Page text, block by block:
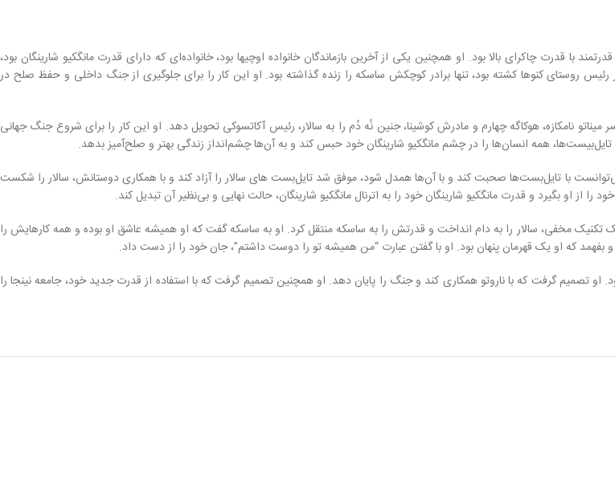
با قدرت چاکرای بالا بود. او همچنین یکی از آخرین بازماندگان خانواده اوچیها بود، خانواده‌ای که دارای قدرت مانگکیو شارینگان بود،
روستای کنوها کشته بود، تنها برادر کوچکش ساسکه را زنده گذاشته بود. او این کار را برای جلوگیری از جنگ داخلی و حفظ صلح در
نامکازه، هوکاگه چهارم و مادرش کوشینا، جنین نُه دُم را به سالار، رئیس آکاتسوکی تحویل دهد. او این کار را برای شروع جنگ جهانی
تایل‌بیست‌ها، همه انسان‌ها را در چشم مانگکیو شارینگان خود حبس کند و به آن‌ها چشم‌انداز زندگی بهتر و صلح‌آمیز بدهد.
با تایل‌بست‌ها صحبت کند و با آن‌ها همدل شود، موفق شد تایل‌بست‌ های سالار را آزاد کند و با همکاری دوستانش، سالار را شکست
او بگیرد و قدرت مانگکیو شارینگان خود را به اترنال مانگکیو شارینگان، حالت نهایی و بی‌نظیر آن تبدیل کند.
تکنیک مخفی، سالار را به دام انداخت و قدرتش را به ساسکه منتقل کرد. او به ساسکه گفت که او همیشه عاشق او بوده و همه کارهایش را
که او یک قهرمان پنهان بود. او با گفتن عبارت “من همیشه تو را دوست داشتم”، جان خود را از دست داد.
تصمیم گرفت که با ناروتو همکاری کند و جنگ را پایان دهد. او همچنین تصمیم گرفت که با استفاده از قدرت جدید خود، جامعه نینجا را